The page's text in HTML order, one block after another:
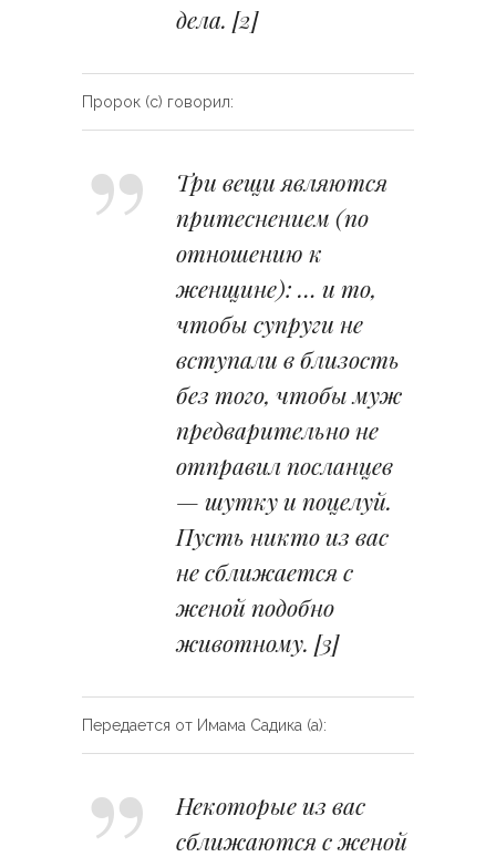
дела. [2]
Пророк (с) говорил:
Три вещи являются
притеснением (по
отношению к
женщине): … и то,
чтобы супруги не
вступали в близость
без того, чтобы муж
предварительно не
отправил посланцев
— шутку и поцелуй.
Пусть никто из вас
не сближается с
женой подобно
животному. [3]
Передается от Имама Садика (а):
Некоторые из вас
сближаются с женой